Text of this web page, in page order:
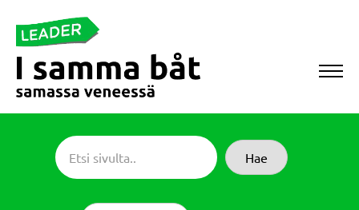
suoraan
sisältöön
Sameboat
Hae